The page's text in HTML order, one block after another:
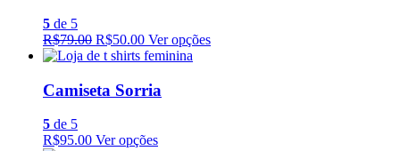
5 de 5
R$79.00 R$50.00 Ver opções
Camiseta Sorria
5 de 5
R$95.00 Ver opções